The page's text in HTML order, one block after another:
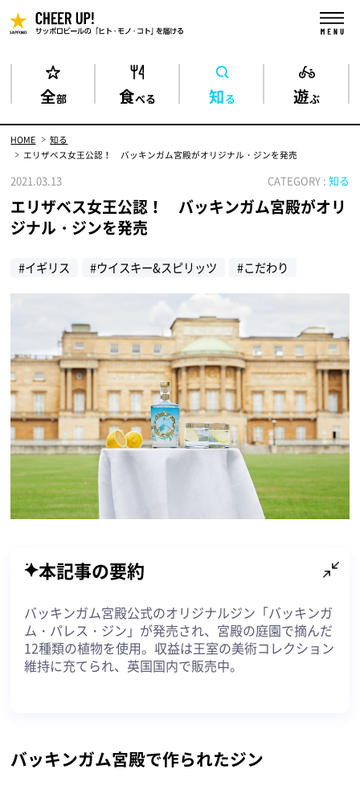
全部 食べる 知る 遊ぶ
HOME
知る
エリザベス女王公認！ バッキンガム宮殿がオリジナル・ジンを発売
2021.03.13 CATEGORY : 知る
エリザベス女王公認！ バッキンガム宮殿がオリ
ジナル・ジンを発売
#イギリス #ウイスキー&スピリッツ #こだわり
本記事の要約
バッキンガム宮殿公式のオリジナルジン「バッキンガ
ム・パレス・ジン」が発売され、宮殿の庭園で摘んだ
12種類の植物を使用。収益は王室の美術コレクション
維持に充てられ、英国国内で販売中。
バッキンガム宮殿で作られたジン